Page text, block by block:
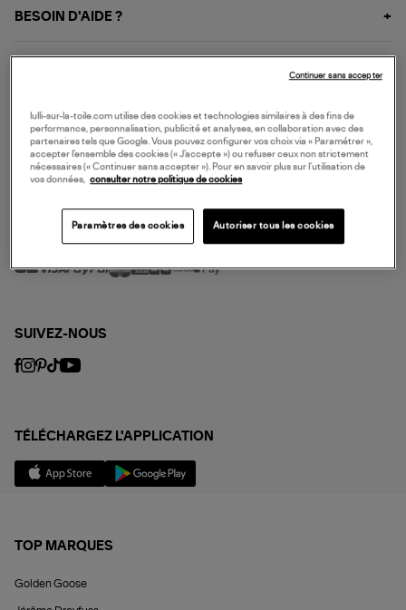
BESOIN D'AIDE ?
NOS SERVICES
SERVICE CLIENT
MODE DE PAIEMENT
SUIVEZ-NOUS
TÉLÉCHARGEZ L'APPLICATION
TOP MARQUES
Golden Goose
lulli-sur-la-toile.com utilise des cookies et technologies similaires à des fins de
performance, personnalisation, publicité et analyses, en collaboration avec des
partenaires tels que Google. Vous pouvez configurer vos choix via « Paramétrer »,
accepter l’ensemble des cookies (« J’accepte ») ou refuser ceux non strictement
nécessaires (« Continuer sans accepter »). Pour en savoir plus sur l’utilisation de
vos données,
consulter notre politique de cookies
Paramètres des cookies Autoriser tous les cookies
Continuer sans accepter